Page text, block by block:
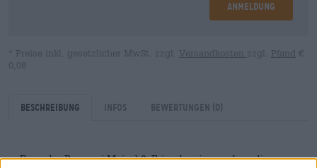
Anmeldung
* Preise inkl. gesetzlicher MwSt. zzgl. Versandkosten zzgl. Pfand €
0,08
Beschreibung Infos Bewertungen (0)
Fans der Brauerei Maisel & Friends wissen, dass die